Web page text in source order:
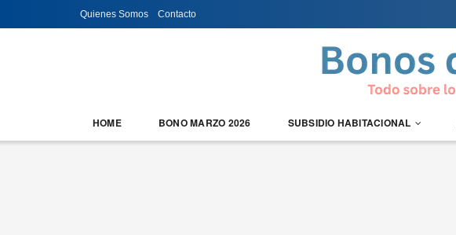
Quienes Somos Contacto
HOME BONO MARZO 2026 SUBSIDIO HABITACIONAL